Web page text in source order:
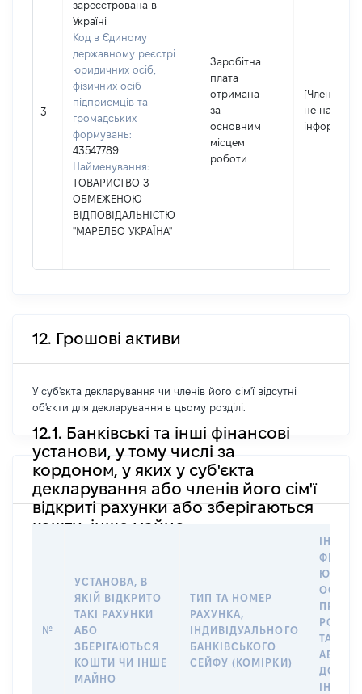
3
зареєстрована в
Україні
Код в Єдиному
державному реєстрі
юридичних осіб,
фізичних осіб –
підприємців та
громадських
формувань:
43547789
Найменування:
ТОВАРИСТВО З
ОБМЕЖЕНОЮ
ВІДПОВІДАЛЬНІСТЮ
"МАРЕЛБО УКРАЇНА"
Заробітна
плата
отримана
за
основним
місцем
роботи
[Член сім'ї
не надав
12. Грошові активи
У суб'єкта декларування чи членів його сім'ї відсутні
об'єкти для декларування в цьому розділі.
12.1. Банківські та інші фінансові
установи, у тому числі за
кордоном, у яких у суб'єкта
декларування або членів його сім'ї
відкриті рахунки або зберігаються
кошти, інше майно
№
УСТАНОВА, В
ЯКІЙ ВІДКРИТО
ТАКІ РАХУНКИ
АБО
ЗБЕРІГАЮТЬСЯ
КОШТИ ЧИ ІНШЕ
МАЙНО
ТИП ТА НОМЕР
РАХУНКА,
ІНДИВІДУАЛЬНОГО
БАНКІВСЬКОГО
СЕЙФУ (КОМІРКИ)
ПРАВО
ТАКИМ
АБО
ДО